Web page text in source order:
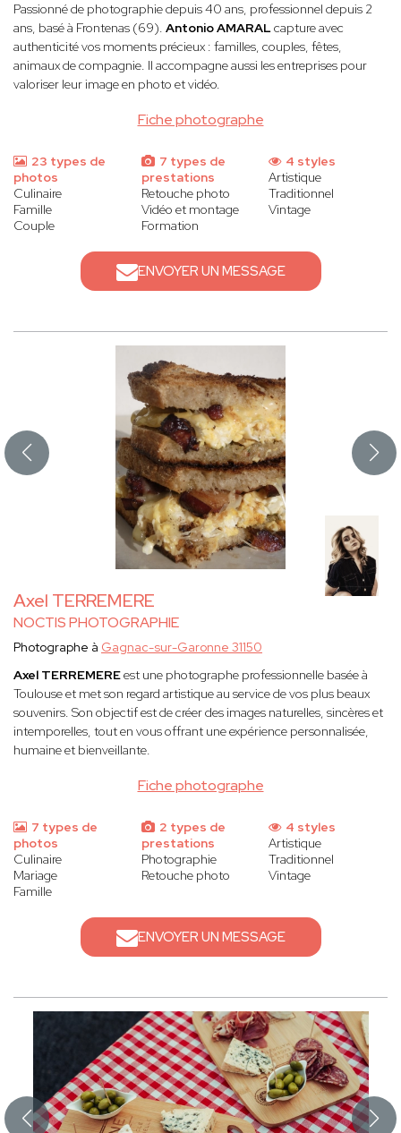
Fiche photographe
Passionné de photographie depuis 40 ans, professionnel depuis 2
ans, basé à Frontenas (69). Antonio AMARALcapture avec
authenticité vos moments précieux : familles, couples, fêtes,
animaux de compagnie. Il accompagne aussi les entreprises pour
valoriser leur image en photo et vidéo.
23 types de
photos
Culinaire
Famille
Couple
7 types de
prestations
Retouche photo
Vidéo et montage
Formation
4 styles
Artistique
Traditionnel
Vintage
ENVOYER UN MESSAGE
Axel TERREMERE
NOCTIS PHOTOGRAPHIE
Fiche photographe
Photographe à Gagnac-sur-Garonne 31150
Axel TERREMEREest une photographe professionnelle basée à
Toulouse et met son regard artistique au service de vos plus beaux
souvenirs. Son objectif est de créer des images naturelles, sincères et
intemporelles, tout en vous offrant une expérience personnalisée,
humaine et bienveillante.
7 types de
photos
Culinaire
Mariage
Famille
2 types de
prestations
Photographie
Retouche photo
4 styles
Artistique
Traditionnel
Vintage
ENVOYER UN MESSAGE